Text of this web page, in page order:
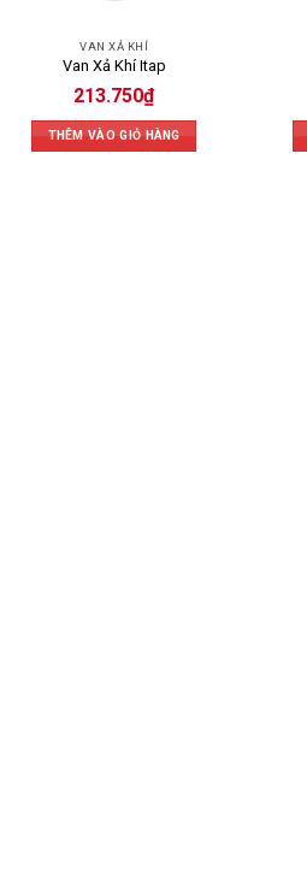
VAN XẢ KHÍ
Van Xả Khí Itap
213.750₫
THÊM VÀO GIỎ HÀNG